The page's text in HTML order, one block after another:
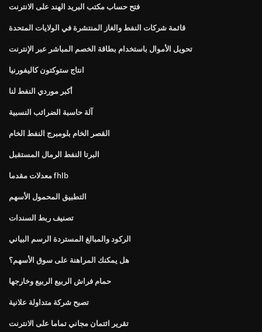
فتح حساب مكتب البريد الهند على الانترنت
قائمة شركات النفط والغاز المنتشرة في الولايات المتحدة
تحويل الأموال باستخدام بطاقة الخصم المباشر عبر الإنترنت
انتاج ستوكتون كاليفورنيا
أكبر موردي النفط لنا
آلة حاسبة الضرائب النسبية
القصر الخام بلومبرج النفط الخام
البرتا النفط الرمال المستقبل
معدلات مقدما fhlb
التطبيق المحمول الأسهم
تصنيف ربط السندات
الركود والمبالغ المستردة الرسم البياني
هل يمكنك المراهنة على سوق الأسهم؟
حمام فراش الربيع الربيع وخارجها
تصبح شركة متداولة علانية
تقرير ائتمان مجاني تماما على الانترنت